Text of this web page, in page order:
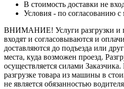
В стоимость доставки не
Условия - по согласованию
ВНИМАНИЕ! Услуги разгрузки и
входят и согласовываются и
доставляются до подъезда или
места, куда возможен проезд.
осуществляется силами
разгрузке товара из машины в
не является обязанностью